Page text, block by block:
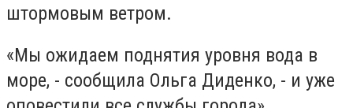
штормовым ветром.
«Мы ожидаем поднятия уровня вода в
море, - сообщила Ольга Диденко, - и уже